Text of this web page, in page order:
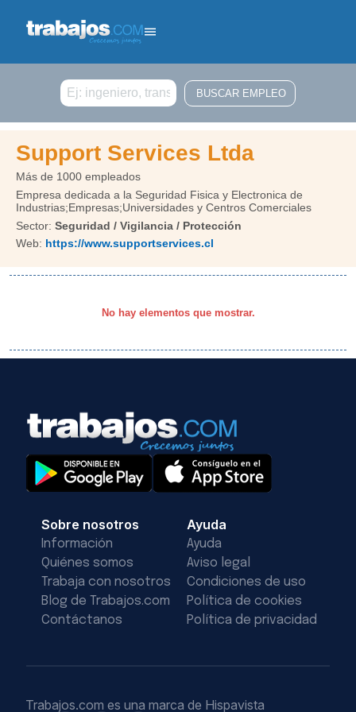
Buscar
Support Services Ltda
Más de 1000 empleados
Empresa dedicada a la Seguridad Fisica y Electronica de
Industrias;Empresas;Universidades y Centros Comerciales
Sector: Seguridad / Vigilancia / Protección
Web: https://www.supportservices.cl
No hay elementos que mostrar.
Sobre nosotros
Información
Quiénes somos
Trabaja con nosotros
Blog de Trabajos.com
Contáctanos
Ayuda
Ayuda
Aviso legal
Condiciones de uso
Política de cookies
Política de privacidad
Trabajos.com es una marca de Hispavista